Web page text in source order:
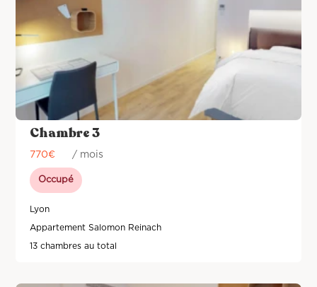
Chambre 3
770€ / mois
Occupé
Lyon
Appartement Salomon Reinach
13 chambres au total